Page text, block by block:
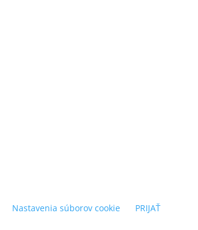
Nastavenia súborov cookie
PRIJAŤ